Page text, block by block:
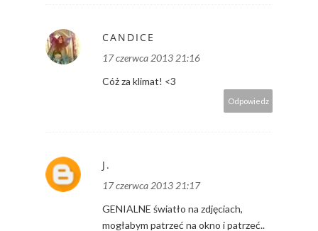
CANDICE
17 czerwca 2013 21:16
Cóż za klimat! <3
Odpowiedz
J.
17 czerwca 2013 21:17
GENIALNE światło na zdjęciach,
mogłabym patrzeć na okno i patrzeć..